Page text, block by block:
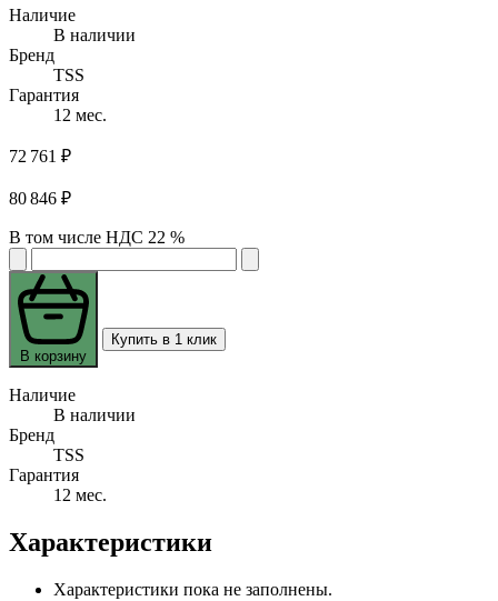
Наличие
В наличии
Бренд
TSS
Гарантия
12 мес.
72 761 ₽
80 846 ₽
В том числе НДС 22 %
В корзину
Купить в 1 клик
Наличие
В наличии
Бренд
TSS
Гарантия
12 мес.
Характеристики
Характеристики пока не заполнены.